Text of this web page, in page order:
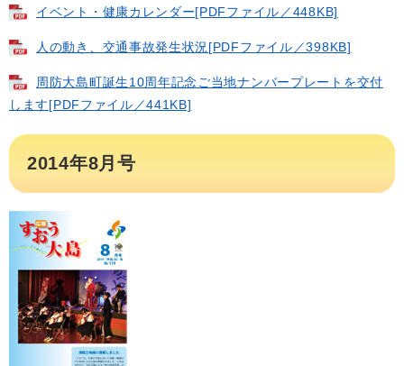
イベント・健康カレンダー[PDFファイル／448KB]
人の動き、交通事故発生状況[PDFファイル／398KB]
周防大島町誕生10周年記念ご当地ナンバープレートを交付
します[PDFファイル／441KB]
2014年8月号